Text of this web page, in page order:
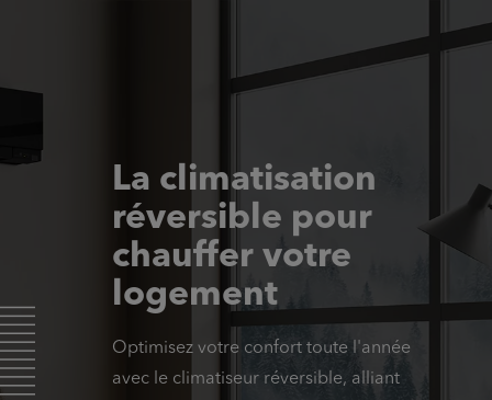
La climatisation
réversible pour
chauffer votre
logement
Optimisez votre confort toute l'année
avec le climatiseur réversible, alliant